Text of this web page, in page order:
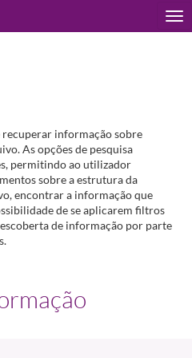
recuperar informação sobre
As opções de pesquisa
permitindo ao utilizador
sobre a estrutura da
encontrar a informação que
de se aplicarem filtros
de informação por parte